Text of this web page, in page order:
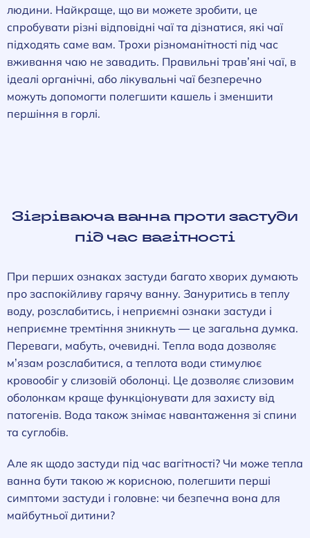
людини. Найкраще, що ви можете зробити, це
спробувати різні відповідні чаї та дізнатися, які чаї
підходять саме вам. Трохи різноманітності під час
вживання чаю не завадить. Правильні трав’яні чаї, в
ідеалі органічні, або лікувальні чаї безперечно
можуть допомогти полегшити кашель і зменшити
першіння в горлі.
Зігріваюча ванна проти застуди
під час вагітності
При перших ознаках застуди багато хворих думають
про заспокійливу гарячу ванну. Зануритись в теплу
воду, розслабитись, і неприємні ознаки застуди і
неприємне тремтіння зникнуть — це загальна думка.
Переваги, мабуть, очевидні. Тепла вода дозволяє
м’язам розслабитися, а теплота води стимулює
кровообіг у слизовій оболонці. Це дозволяє слизовим
оболонкам краще функціонувати для захисту від
патогенів. Вода також знімає навантаження зі спини
та суглобів.
Але як щодо застуди під час вагітності? Чи може тепла
ванна бути такою ж корисною, полегшити перші
симптоми застуди і головне: чи безпечна вона для
майбутньої дитини?